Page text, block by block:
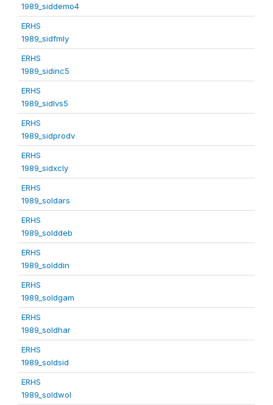
1989_siddemo4
ERHS
1989_sidfmly
ERHS
1989_sidinc5
ERHS
1989_sidlvs5
ERHS
1989_sidprodv
ERHS
1989_sidxcly
ERHS
1989_soldars
ERHS
1989_solddeb
ERHS
1989_solddin
ERHS
1989_soldgam
ERHS
1989_soldhar
ERHS
1989_soldsid
ERHS
1989_soldwol